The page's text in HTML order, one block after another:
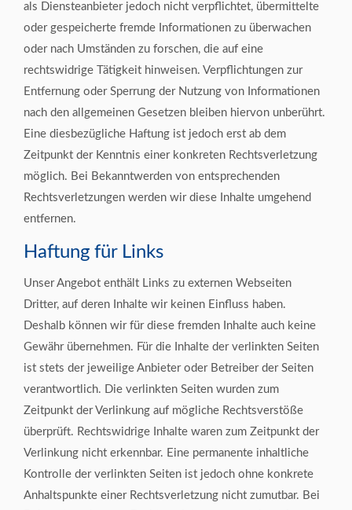
als Diensteanbieter jedoch nicht verpflichtet, übermittelte
oder gespeicherte fremde Informationen zu überwachen
oder nach Umständen zu forschen, die auf eine
rechtswidrige Tätigkeit hinweisen. Verpflichtungen zur
Entfernung oder Sperrung der Nutzung von Informationen
nach den allgemeinen Gesetzen bleiben hiervon unberührt.
Eine diesbezügliche Haftung ist jedoch erst ab dem
Zeitpunkt der Kenntnis einer konkreten Rechtsverletzung
möglich. Bei Bekanntwerden von entsprechenden
Rechtsverletzungen werden wir diese Inhalte umgehend
entfernen.
Haftung für Links
Unser Angebot enthält Links zu externen Webseiten
Dritter, auf deren Inhalte wir keinen Einfluss haben.
Deshalb können wir für diese fremden Inhalte auch keine
Gewähr übernehmen. Für die Inhalte der verlinkten Seiten
ist stets der jeweilige Anbieter oder Betreiber der Seiten
verantwortlich. Die verlinkten Seiten wurden zum
Zeitpunkt der Verlinkung auf mögliche Rechtsverstöße
überprüft. Rechtswidrige Inhalte waren zum Zeitpunkt der
Verlinkung nicht erkennbar. Eine permanente inhaltliche
Kontrolle der verlinkten Seiten ist jedoch ohne konkrete
Anhaltspunkte einer Rechtsverletzung nicht zumutbar. Bei